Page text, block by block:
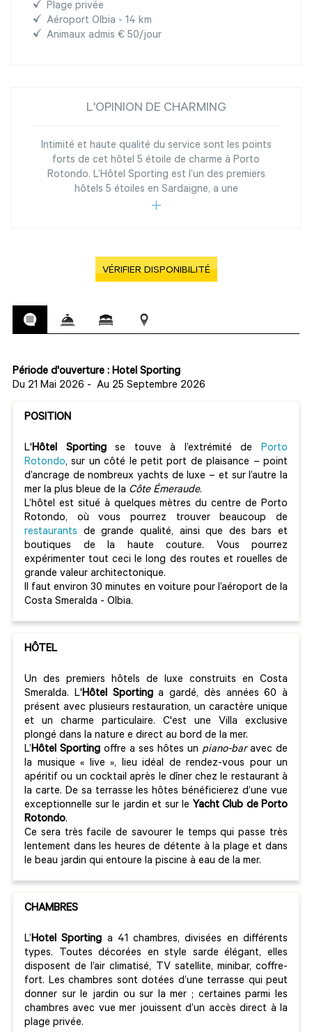
Plage privée
Aéroport Olbia - 14 km
Animaux admis € 50/jour
L'OPINION DE CHARMING
Intimité et haute qualité du service sont les points
forts de cet hôtel 5 étoile de charme à Porto
Rotondo. L’Hôtel Sporting est l’un des premiers
hôtels 5 étoiles en Sardaigne, a une
VÉRIFIER DISPONIBILITÉ
Période d'ouverture : Hotel Sporting
Du 21 Mai 2026 - Au 25 Septembre 2026
POSITION
L'Hôtel Sportingse touve à l’extrémité dePorto
Rotondo, sur un côté le petit port de plaisance – point
d’ancrage de nombreux yachts de luxe – et sur l’autre la
mer la plus bleue de la Côte Émeraude.
L’hôtel est situé à quelques mètres du centre de Porto
Rotondo, où vous pourrez trouver beaucoup de
restaurants de grande qualité, ainsi que des bars et
boutiques de la haute couture. Vous pourrez
expérimenter tout ceci le long des routes et rouelles de
grande valeur architectonique.
Il faut environ 30 minutes en voiture pour l’aéroport de la
Costa Smeralda - Olbia.
HÔTEL
Un des premiers hôtels de luxe construits en Costa
Smeralda. L'Hôtel Sportinga gardé, dès années 60 à
présent avec plusieurs restauration, un caractère unique
et un charme particulaire. C'est une Villa exclusive
plongé dans la nature e direct au bord de la mer.
L’Hôtel Sporting offre a ses hôtes un piano-baravec de
la musique « live », lieu idéal de rendez-vous pour un
apéritif ou un cocktail après le dîner chez le restaurant à
la carte. De sa terrasse les hôtes bénéficierez d’une vue
exceptionnelle sur le jardin et sur le Yacht Club de Porto
Rotondo.
Ce sera très facile de savourer le temps qui passe très
lentement dans les heures de détente à la plage et dans
le beau jardin qui entoure la piscine à eau de la mer.
CHAMBRES
L’Hotel Sporting a 41 chambres, divisées en différents
types. Toutes décorées en style sarde élégant, elles
disposent de l’air climatisé, TV satellite, minibar, coffre-
fort. Les chambres sont dotées d’une terrasse qui peut
donner sur le jardin ou sur la mer ; certaines parmi les
chambres avec vue mer jouissent d’un accès direct à la
plage privée.